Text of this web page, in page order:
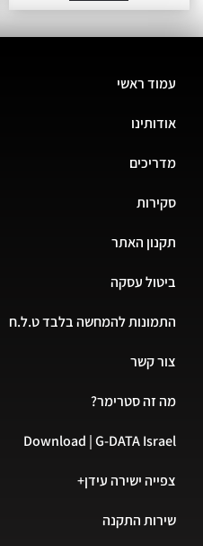
ראשי
האתר
עסקה
להמחשה בלבד ט.ל.ח
קשר
זה סטרימר?
Download | G-DATA
ישירה עידן+
התקנה